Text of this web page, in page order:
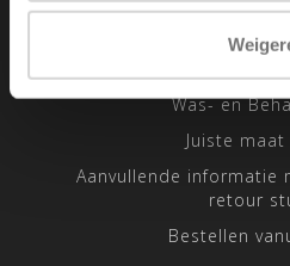
Was- en
Juiste maat
Aanvullende informatie
retour
Bestellen